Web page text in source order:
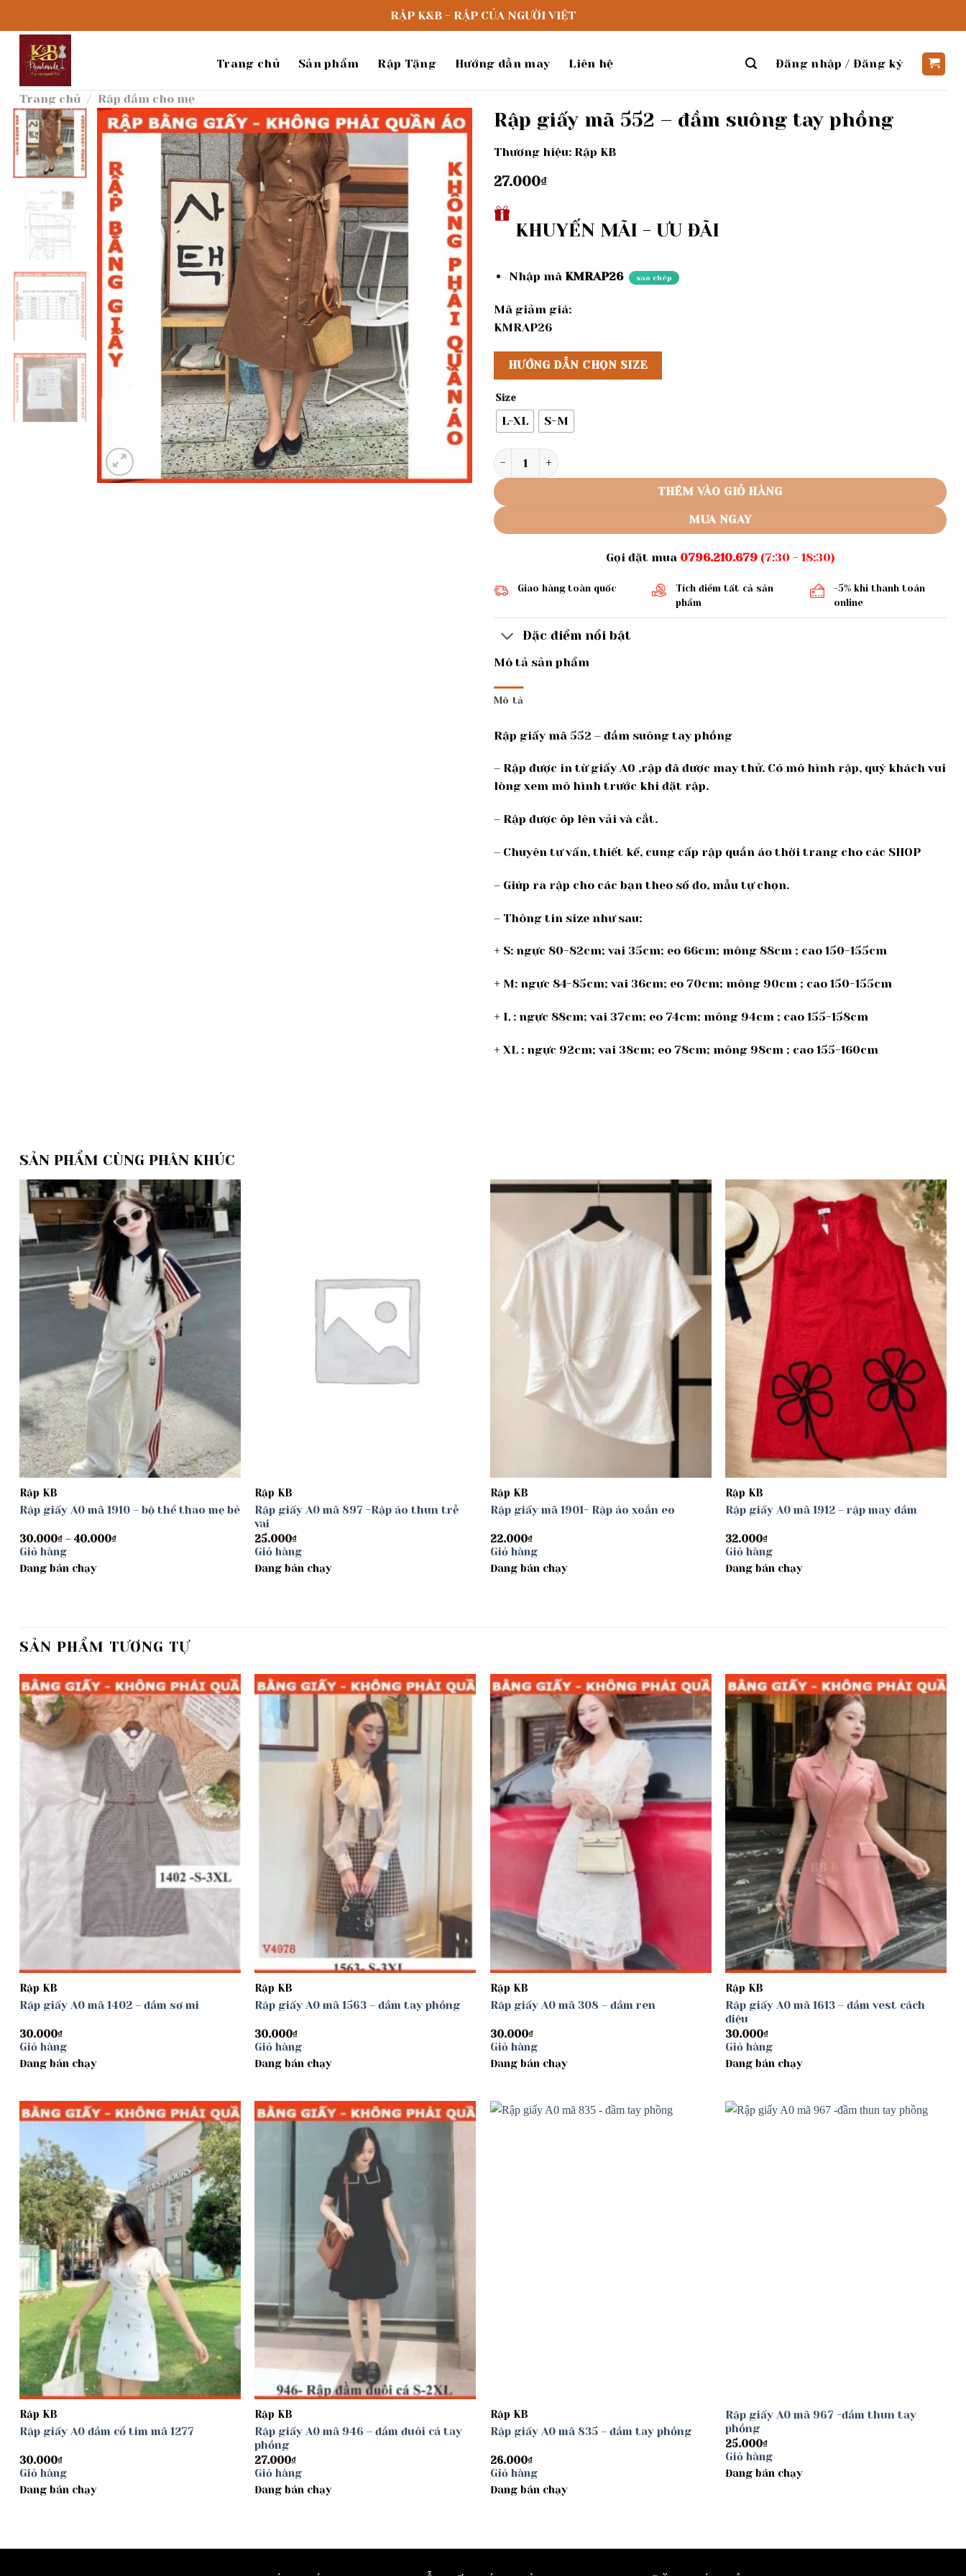
dung
RẬP K&B - RẬP CỦA NGƯỜI VIỆT
Trang chủ Sản phẩm Rập Tặng Hướng dẫn may Liên hệ Đăng nhập / Đăng ký
Trang chủ / Rập đầm cho mẹ
wishlist
Rập giấy mã 552 – đầm suông tay phồng
Thương hiệu: Rập KB
27.000₫
KHUYẾN MÃI - ƯU ĐÃI
Nhập mã KMRAP26 sao chép
Mã giảm giá:
KMRAP26
HƯỚNG DẪN CHỌN SIZE
Size
L-XL S-M
Rập giấy mã 552 - đầm suông tay phồng số lượng
THÊM VÀO GIỎ HÀNG
MUA NGAY
Gọi đặt mua 0796.210.679(7:30 - 18:30)
Giao hàng toàn quốc
Tích điểm tất cả sản
phẩm
-5% khi thanh toán
online
Đặc điểm nổi bật
Mô tả sản phẩm
Mô tả
Rập giấy mã 552 – đầm suông tay phồng
– Rập được in từ giấy A0 ,rập đã được may thử. Có mô hình rập, quý khách vui
lòng xem mô hình trước khi đặt rập.
– Rập được ôp lên vải và cắt.
– Chuyên tư vấn, thiết kế, cung cấp rập quần áo thời trang cho các SHOP
– Giúp ra rập cho các bạn theo số đo, mẫu tự chọn.
– Thông tin size như sau:
+ S: ngực 80-82cm; vai 35cm; eo 66cm; mông 88cm ; cao 150-155cm
+ M: ngực 84-85cm; vai 36cm; eo 70cm; mông 90cm ; cao 150-155cm
+ L : ngực 88cm; vai 37cm; eo 74cm; mông 94cm ; cao 155-158cm
+ XL : ngực 92cm; vai 38cm; eo 78cm; mông 98cm ; cao 155-160cm
SẢN PHẨM CÙNG PHÂN KHÚC
Add to
wishlist
Rập KB
Rập giấy A0 mã 1910 – bộ thể thao mẹ bé
30.000₫ – 40.000₫Khoảng
Giỏ hàng
Đang bán chạy
Rập KB
Rập giấy A0 mã 897 -Rập áo thun trễ
vai
25.000₫
Giỏ hàng
Đang bán chạy
Rập KB
Rập giấy mã 1901- Rập áo xoắn eo
22.000₫
Giỏ hàng
Đang bán chạy
Add to
wishlist
Rập KB
Rập giấy A0 mã 1912 – rập may đầm
32.000₫
Giỏ hàng
Đang bán chạy
SẢN PHẨM TƯƠNG TỰ
Add to
wishlist
Rập KB
Rập giấy A0 mã 1402 – đầm sơ mi
30.000₫
Giỏ hàng
Đang bán chạy
Rập KB
Rập giấy A0 mã 1563 – đầm tay phồng
30.000₫
Giỏ hàng
Đang bán chạy
Add to
wishlist
Rập KB
Rập giấy A0 mã 308 – đầm ren
30.000₫
Giỏ hàng
Đang bán chạy
Rập KB
Rập giấy A0 mã 1613 – đầm vest cách
điệu
30.000₫
Giỏ hàng
Đang bán chạy
Add to
wishlist
Rập KB
Rập giấy A0 đầm cổ tim mã 1277
30.000₫
Giỏ hàng
Đang bán chạy
Rập KB
Rập giấy A0 mã 946 – đầm đuôi cá tay
phồng
27.000₫
Giỏ hàng
Đang bán chạy
Rập KB
Rập giấy A0 mã 835 – đầm tay phồng
26.000₫
Giỏ hàng
Đang bán chạy
Rập giấy A0 mã 967 -đầm thun tay
phồng
25.000₫
Giỏ hàng
Đang bán chạy